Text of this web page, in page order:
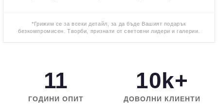
*Грижим се за всеки детайл, за да бъде Вашият подарък
безкомпромисен. Творби, признати от световни лидери и галерии.
11
ГОДИНИ ОПИТ
10k+
ДОВОЛНИ КЛИЕНТИ